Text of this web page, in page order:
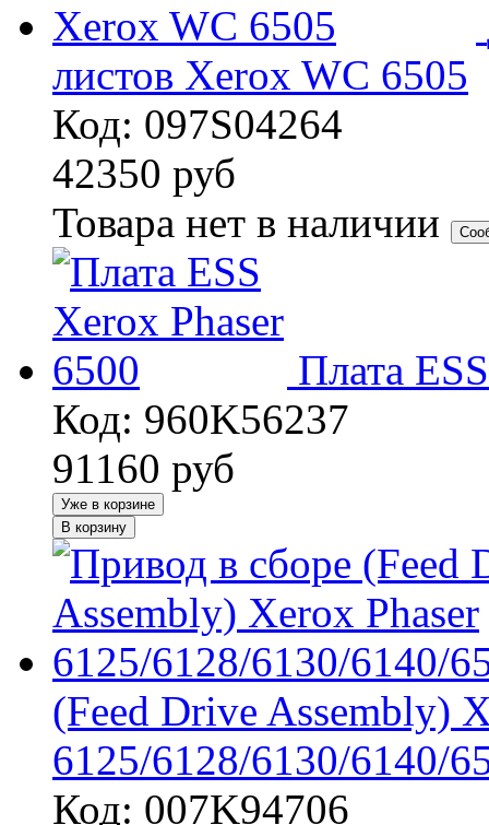
листов Xerox WC 6505
Код: 097S04264
42350 руб
Товара нет в наличии
Плата
Код: 960K56237
91160 руб
Уже в корзине
В корзину
(Feed Drive Assembly)
6125/6128/6130/6140/
Код: 007K94706